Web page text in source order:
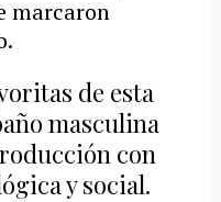
marcaron
de esta
masculina
con
y social.